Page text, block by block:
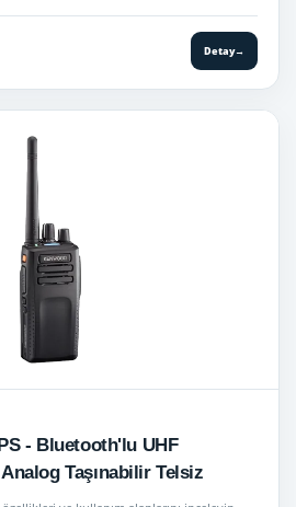
Detay→
Taşınabilir Telsiz